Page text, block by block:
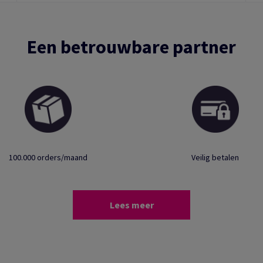
Een betrouwbare partner
100.000 orders/maand Veilig betalen
Lees meer